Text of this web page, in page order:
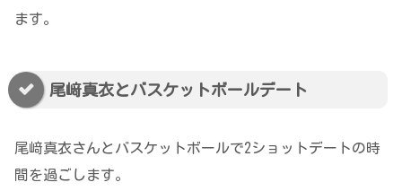
ます。
尾﨑真衣とバスケットボールデート
尾﨑真衣さんとバスケットボールで2ショットデートの時
間を過ごします。